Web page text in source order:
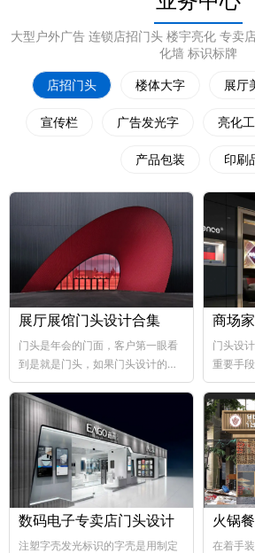
大型户外广告 连锁店招门头 楼宇亮化 专卖
化墙 标识标牌
店招门头 楼体大字 展厅
宣传栏 广告发光字 亮化
产品包装 印刷
展厅展馆门头设计合集
门头是年会的门面，客户第一眼看
到是就是门头，如果门头设计的比
较好，那年会也向...
商场
门头设
重要手
大方的
数码电子专卖店门头设计
注塑字壳发光标识的字壳是用制定
火锅
在着手